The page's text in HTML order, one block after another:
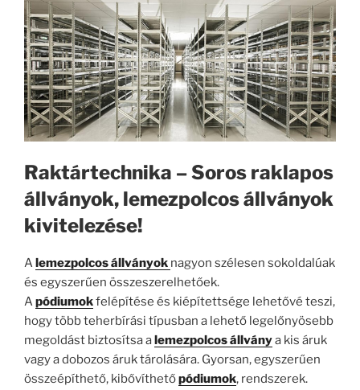
Raktártechnika – Soros raklapos
állványok, lemezpolcos állványok
kivitelezése!
Alemezpolcos állványok nagyon szélesen sokoldalúak
és egyszerűen összeszerelhetőek.
Apódiumokfelépítése és kiépítettsége lehetővé teszi,
hogy több teherbírási típusban a lehető legelőnyösebb
megoldást biztosítsa alemezpolcos állványa kis áruk
vagy a dobozos áruk tárolására. Gyorsan, egyszerűen
összeépíthető, kibővíthetőpódiumok, rendszerek.